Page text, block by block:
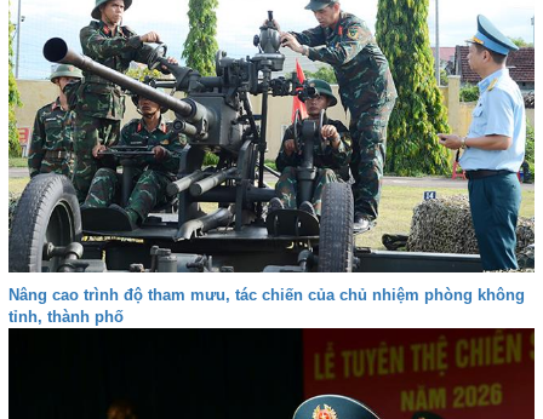
Nâng cao trình độ tham mưu, tác chiến của chủ nhiệm phòng không
tỉnh, thành phố